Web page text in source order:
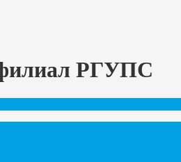
филиал РГУПС